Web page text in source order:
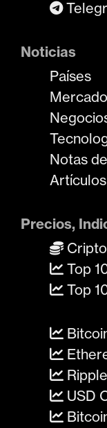
Noticias
Países
Notas
Precios,
Top
Top
USD